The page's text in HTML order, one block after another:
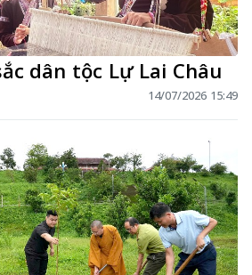
dân tộc Lự Lai Châu
14/07/2026 15:49